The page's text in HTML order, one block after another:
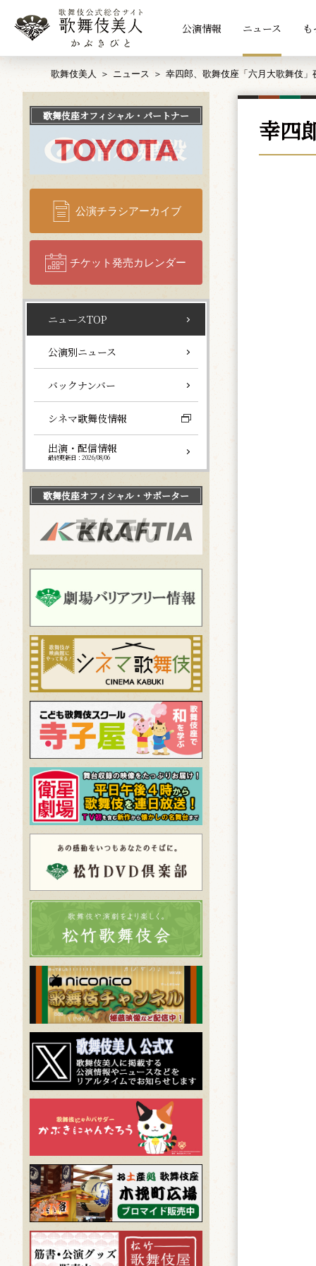
公演情報 ニュース
歌舞伎美人 ニュース 幸四郎、歌舞伎座「六月大歌舞伎」
幸四
歌舞伎座オフィシャル・パートナー
公演チラシアーカイブ
チケット発売カレンダー
ニュースTOP
公演別ニュース
バックナンバー
シネマ歌舞伎情報
出演・配信情報
最終更新日：2026/08/06
歌舞伎座オフィシャル・サポーター